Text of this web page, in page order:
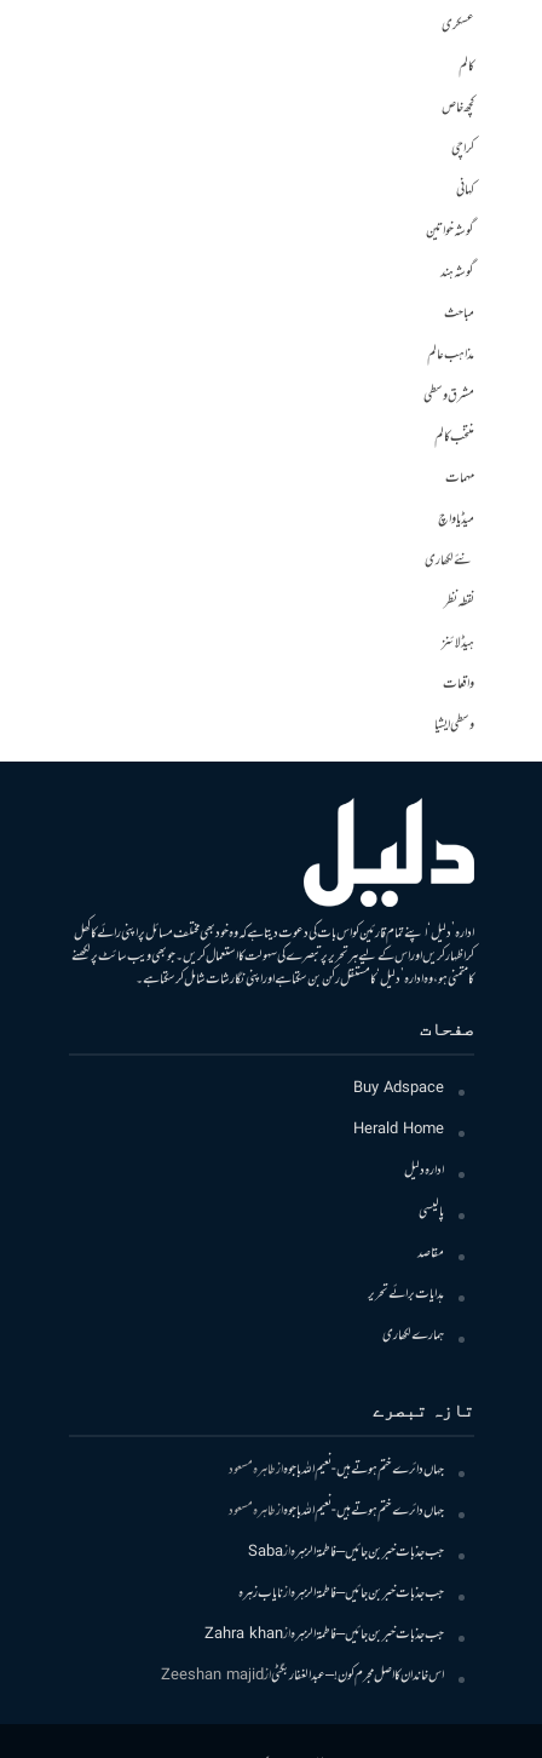
عسکری
کالم
کچھ خاص
کراچی
کہانی
گوشہ خواتین
گوشہ ہند
مباحث
مذاہب عالم
مشرق وسطی
منتخب کالم
مہمات
میڈیا واچ
نئے لکھاری
نقطہ نظر
ہیڈلائنز
واقعات
وسطی ایشیا
ادارہ ’دلیل‘ اپنے تمام قارئین کو اس بات کی دعوت دیتا ہے کہ وہ خود بھی مختلف مسائل پر اپنی رائے کا کھل
کر اظہار کریں اور اس کے لیے ہر تحریر پر تبصرے کی سہولت کا استعمال کریں۔ جو بھی ویب سائٹ پر لکھنے
کا متمنی ہو، وہ ادارہ ’دلیل‘ کا مستقل رکن بن سکتا ہے اور اپنی نگارشات شامل کرسکتا ہے۔
صفحات
Buy Adspace
Herald Home
ادارہ دلیل
پالیسی
مقاصد
ہدایات برائے تحریر
ہمارے لکھاری
تازہ تبصرے
جہاں دائرے ختم ہوتے ہیں- نعیم اللہ باجوہازطاہرہ مسعود
جہاں دائرے ختم ہوتے ہیں- نعیم اللہ باجوہازطاہرہ مسعود
جب جذبات خبر بن جائیں – فاطمۃالزہرہازSaba
جب جذبات خبر بن جائیں – فاطمۃالزہرہازنایاب زہرہ
جب جذبات خبر بن جائیں – فاطمۃالزہرہازZahra khan
اس خاندان کا اصل مجرم کون! – عبدالغفار بگٹیازZeeshan majid